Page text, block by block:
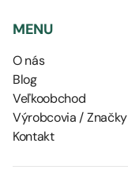
MENU
O nás
Blog
Veľkoobchod
Výrobcovia / Značky
Kontakt